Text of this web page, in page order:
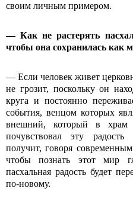
своим личным примером.
— Как не растерять
чтобы она сохранилась как
— Если человек живет
не грозит, поскольку он
круга и постоянно
события, венцом которых
внешний, который в храм
почувствовал эту
получит, говоря
чтобы познать этот мир
пасхальная радость будет
по-новому.